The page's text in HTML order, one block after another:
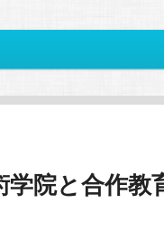
学院と合作教